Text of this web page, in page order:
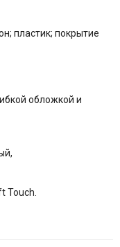
пластик; покрытие
обложкой и
Touch.